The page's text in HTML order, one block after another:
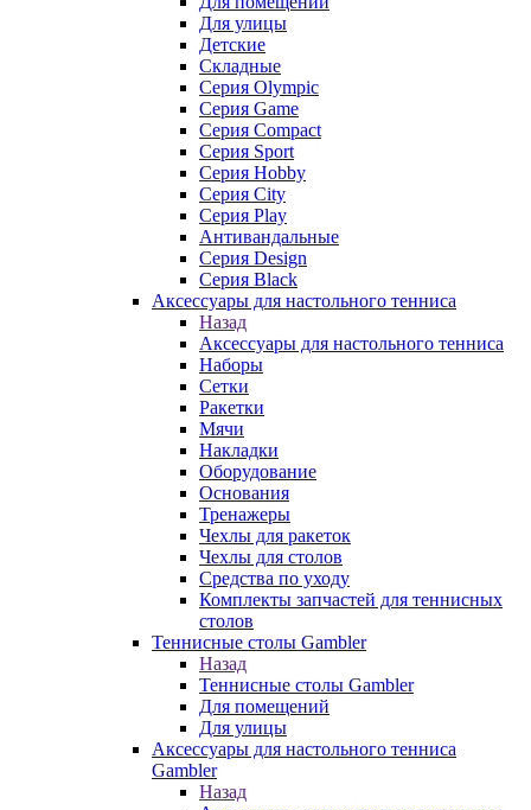
Для улицы
Детские
Складные
Серия Olympic
Серия Game
Серия Compact
Серия Sport
Серия Hobby
Серия City
Серия Play
Антивандальные
Серия Design
Серия Black
Аксессуары для настольного тенниса
Назад
Аксессуары для настольного тенниса
Наборы
Сетки
Ракетки
Мячи
Накладки
Оборудование
Основания
Тренажеры
Чехлы для ракеток
Чехлы для столов
Средства по уходу
Комплекты запчастей для теннисных
столов
Теннисные столы Gambler
Назад
Теннисные столы Gambler
Для помещений
Для улицы
Аксессуары для настольного тенниса
Gambler
Назад